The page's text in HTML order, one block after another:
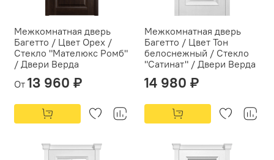
Межкомнатная дверь
Багетто / Цвет Орех /
Стекло "Мателюкс Ромб"
/ Двери Верда
От 13 960 ₽
Межкомнатная дверь
Багетто / Цвет Тон
белоснежный / Стекло
"Сатинат" / Двери Верда
14 980 ₽